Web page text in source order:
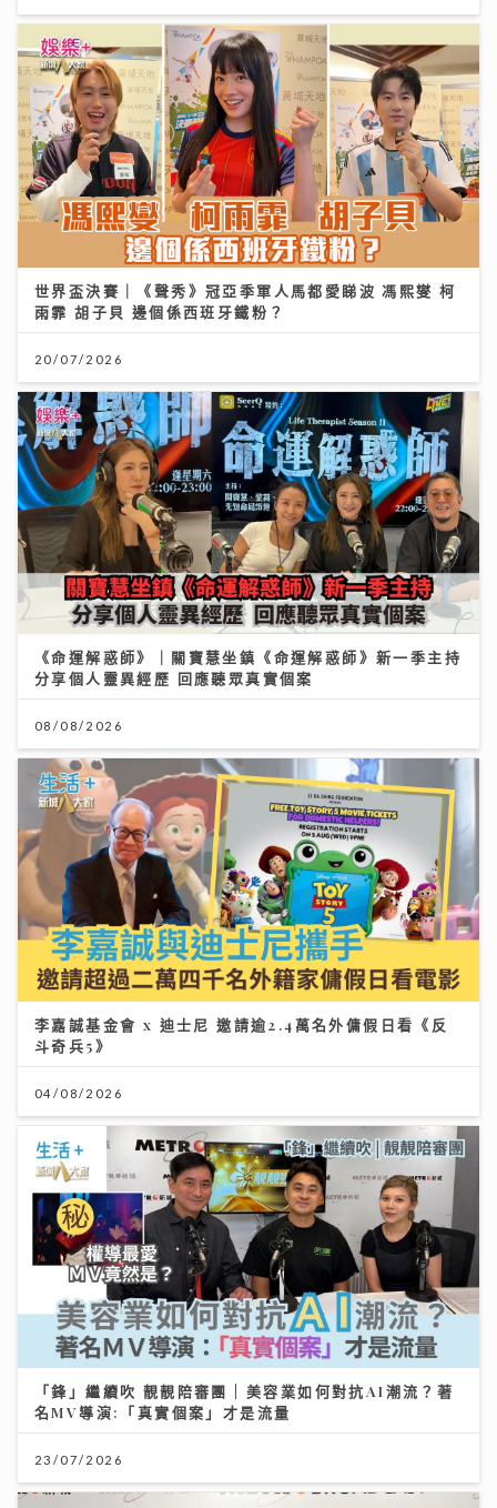
世界盃決賽｜《聲秀》冠亞季軍人馬都愛睇波 馮熙燮 柯
雨霏 胡子貝 邊個係西班牙鐵粉？
20/07/2026
《命運解惑師》｜關寶慧坐鎮《命運解惑師》新一季主持
分享個人靈異經歷 回應聽眾真實個案
08/08/2026
李嘉誠基金會 x 迪士尼 邀請逾2.4萬名外傭假日看《反
斗奇兵5》
04/08/2026
「鋒」繼續吹 靚靚陪審團 | 美容業如何對抗AI潮流？著
名MV導演:「真實個案」才是流量
23/07/2026